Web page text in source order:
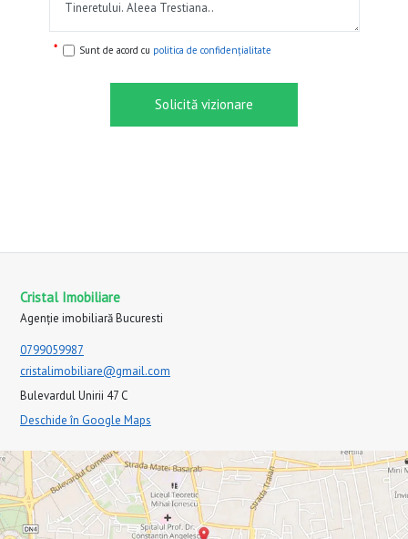
Sunt de acord cu politica de confidențialitate
Solicită vizionare
Cristal Imobiliare
Agenție imobiliară Bucuresti
0799059987
cristalimobiliare@gmail.com
Bulevardul Unirii 47 C
Deschide în Google Maps